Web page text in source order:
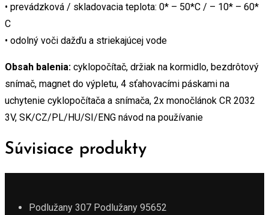
• prevádzková / skladovacia teplota: 0* – 50*C / – 10* – 60*
C
• odolný voči dažďu a striekajúcej vode
Obsah balenia: cyklopočítač, držiak na kormidlo, bezdrôtový
snímač, magnet do výpletu, 4 sťahovacími páskami na
uchytenie cyklopočítača a snímača, 2x monočlánok CR 2032
3V, SK/CZ/PL/HU/SI/ENG návod na používanie
Súvisiace produkty
Podlužany 307 Podlužany 95652